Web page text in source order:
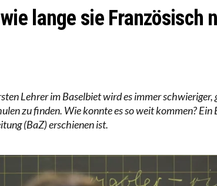
lange sie Französisch
Lehrer im Baselbiet wird es immer schwieriger,
zu finden. Wie konnte es so weit kommen? Ein
(BaZ) erschienen ist.